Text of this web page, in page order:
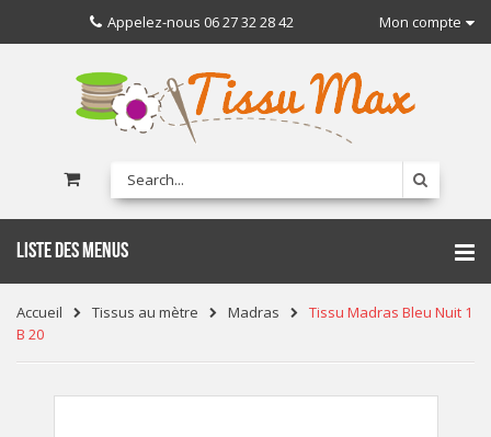
Mon compte
Appelez-nous 06 27 32 28 42
LISTE DES MENUS
Accueil Tissus au mètre Madras
Tissu Madras Bleu Nuit 1
B 20